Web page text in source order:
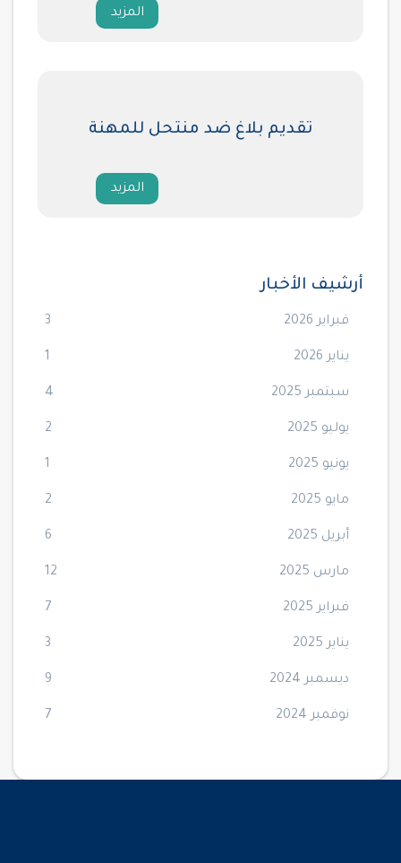
المزيد
تقديم بلاغ ضد منتحل للمهنة
المزيد
أرشيف الأخبار
فبراير 2026
يناير 2026
سبتمبر 2025
يوليو 2025
يونيو 2025
مايو 2025
أبريل 2025
مارس 2025
فبراير 2025
يناير 2025
ديسمبر 2024
نوفمبر 2024